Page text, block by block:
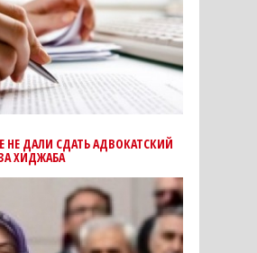
НЕ ДАЛИ СДАТЬ АДВОКАТСКИЙ
ХИДЖАБА